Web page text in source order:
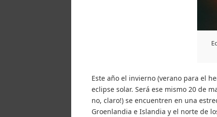
Este año el invierno (verano para el
eclipse solar. Será ese mismo 20 de
no, claro!) se encuentren en una
Groenlandia e Islandia y el norte de